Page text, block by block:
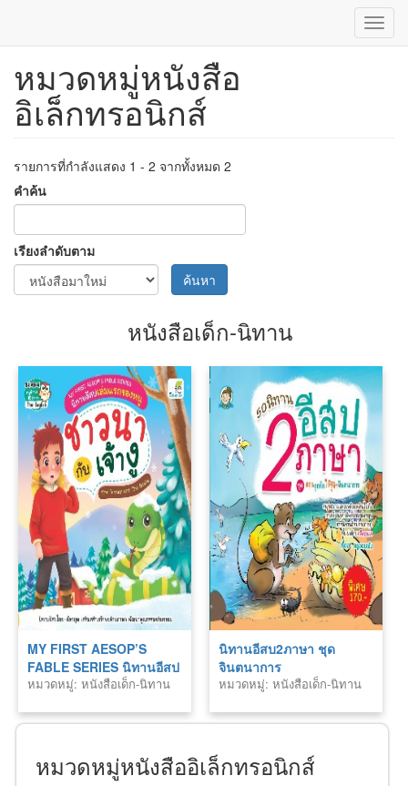
ข้าม
เนื้อหา
หมวดหมู่หนังสือ
อิเล็กทรอนิกส์
รายการที่กำลังแสดง 1 - 2 จากทั้งหมด 2
คำค้น
เรียงลำดับตาม
ค้นหา
หนังสือเด็ก-นิทาน
MY FIRST AESOP’S
FABLE SERIES นิทานอีสป
เล่มแรกของหนู ชาวนากับ
Snake
หมวดหมู่: หนังสือเด็ก-นิทาน
นิทานอีสบ2ภาษา ชุด
จินตนาการ
หมวดหมู่: หนังสือเด็ก-นิทาน
หมวดหมู่หนังสืออิเล็กทรอนิกส์